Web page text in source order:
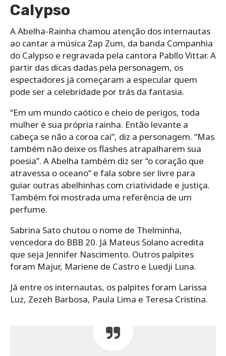
Calypso
A Abelha-Rainha chamou atenção dos internautas
ao cantar a música Zap Zum, da banda Companhia
do Calypso e regravada pela cantora Pabllo Vittar. A
partir das dicas dadas pela personagem, os
espectadores já começaram a especular quem
pode ser a celebridade por trás da fantasia.
“Em um mundo caótico e cheio de perigos, toda
mulher é sua própria rainha. Então levante a
cabeça se não a coroa cai”, diz a personagem. “Mas
também não deixe os flashes atrapalharem sua
poesia”. A Abelha também diz ser “o coração que
atravessa o oceano” e fala sobre ser livre para
guiar outras abelhinhas com criatividade e justiça.
Também foi mostrada uma referência de um
perfume.
Sabrina Sato chutou o nome de Thelminha,
vencedora do BBB 20. Já Mateus Solano acredita
que seja Jennifer Nascimento. Outros palpites
foram Majur, Mariene de Castro e Luedji Luna.
Já entre os internautas, os palpites foram Larissa
Luz, Zezeh Barbosa, Paula Lima e Teresa Cristina.